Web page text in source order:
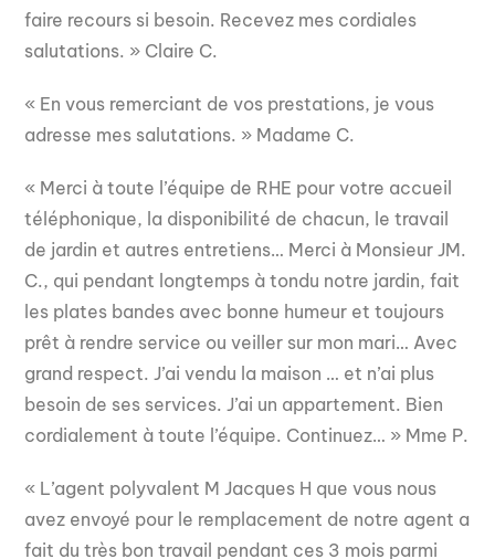
faire recours si besoin. Recevez mes cordiales
salutations. » Claire C.
« En vous remerciant de vos prestations, je vous
adresse mes salutations. » Madame C.
« Merci à toute l’équipe de RHE pour votre accueil
téléphonique, la disponibilité de chacun, le travail
de jardin et autres entretiens… Merci à Monsieur JM.
C., qui pendant longtemps à tondu notre jardin, fait
les plates bandes avec bonne humeur et toujours
prêt à rendre service ou veiller sur mon mari… Avec
grand respect. J’ai vendu la maison … et n’ai plus
besoin de ses services. J’ai un appartement. Bien
cordialement à toute l’équipe. Continuez… » Mme P.
« L’agent polyvalent M Jacques H que vous nous
avez envoyé pour le remplacement de notre agent a
fait du très bon travail pendant ces 3 mois parmi